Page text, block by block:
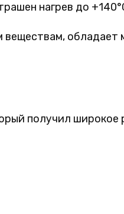
нагрев до
веществам,
получил широкое